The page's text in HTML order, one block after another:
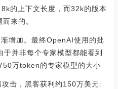
的上下文长度，而32k的版本
来的。
增加。最终OpenAI使用的批
并非每个专家模型都能看到
万token的专家模型的大小
击，黑客获利约150万美元: